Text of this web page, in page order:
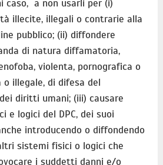
caso, a non usarli per (i)
illecite, illegali o contrarie alla
pubblico; (ii) diffondere
di natura diffamatoria,
violenta, pornografica o
illegale, di difesa del
diritti umani; (iii) causare
e logici del DPC, dei suoi
introducendo o diffondendo
sistemi fisici o logici che
i suddetti danni e/o